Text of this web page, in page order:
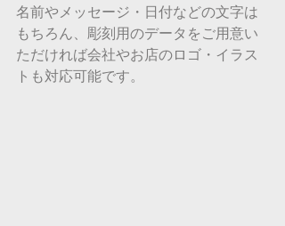
名前やメッセージ・日付などの文字は
もちろん、彫刻用のデータをご用意い
ただければ会社やお店のロゴ・イラス
トも対応可能です。